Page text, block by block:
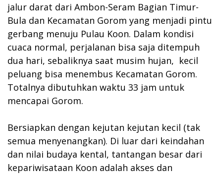
jalur darat dari Ambon-Seram Bagian Timur-
Bula dan Kecamatan Gorom yang menjadi pintu
gerbang menuju Pulau Koon. Dalam kondisi
cuaca normal, perjalanan bisa saja ditempuh
dua hari, sebaliknya saat musim hujan, kecil
peluang bisa menembus Kecamatan Gorom.
Totalnya dibutuhkan waktu 33 jam untuk
mencapai Gorom.
Bersiapkan dengan kejutan kejutan kecil (tak
semua menyenangkan). Di luar dari keindahan
dan nilai budaya kental, tantangan besar dari
kepariwisataan Koon adalah akses dan